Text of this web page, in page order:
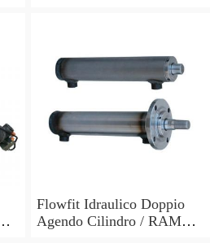
Flowfit Idraulico Doppio
Agendo Cilindro / RAM